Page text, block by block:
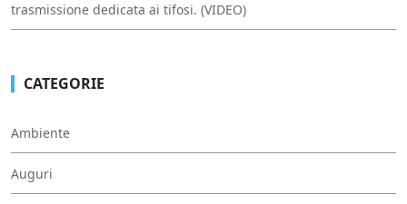
trasmissione dedicata ai tifosi. (VIDEO)
CATEGORIE
Ambiente
Auguri